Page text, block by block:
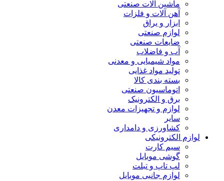
ماشین آلات صنعتی
آهن آلات و فلزات
ابزار و یراق
لوازم صنعتی
ضایعات صنعتی
آب و فاضلاب
مواد شیمیایی و معدنی
تولید مواد غذایی
بسته بندی کالا
اتوماسیون صنعتی
برق و الکترونیک
لوازم و تجهیزات معدن
سایر
کشاورزی و دامداری
لوازم الکترونیکی
سیم کارت
گوشی موبایل
لپ تاپ و تبلت
لوازم جانبی موبایل